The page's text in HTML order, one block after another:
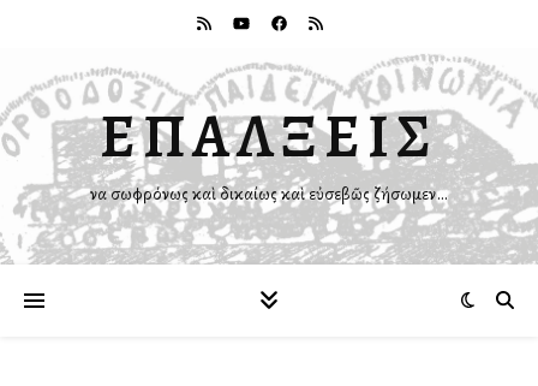
ΕΠΑΛΞΕΙΣ
Ἵνα σωφρόνως καὶ δικαίως καὶ εὐσεβῶς ζήσωμεν…